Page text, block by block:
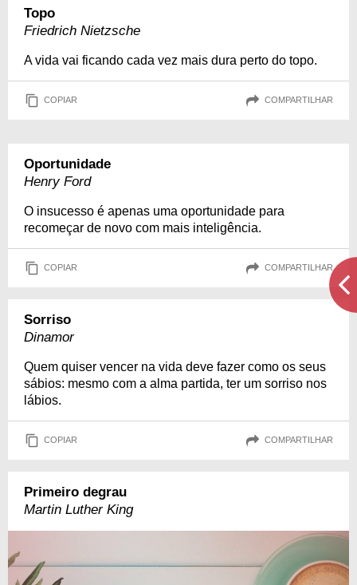
Topo
Friedrich Nietzsche
A vida vai ficando cada vez mais dura perto do topo.
COPIAR COMPARTILHAR
Oportunidade
Henry Ford
O insucesso é apenas uma oportunidade para
recomeçar de novo com mais inteligência.
COPIAR COMPARTILHAR
Sorriso
Dinamor
Quem quiser vencer na vida deve fazer como os seus
sábios: mesmo com a alma partida, ter um sorriso nos
lábios.
COPIAR COMPARTILHAR
Primeiro degrau
Martin Luther King